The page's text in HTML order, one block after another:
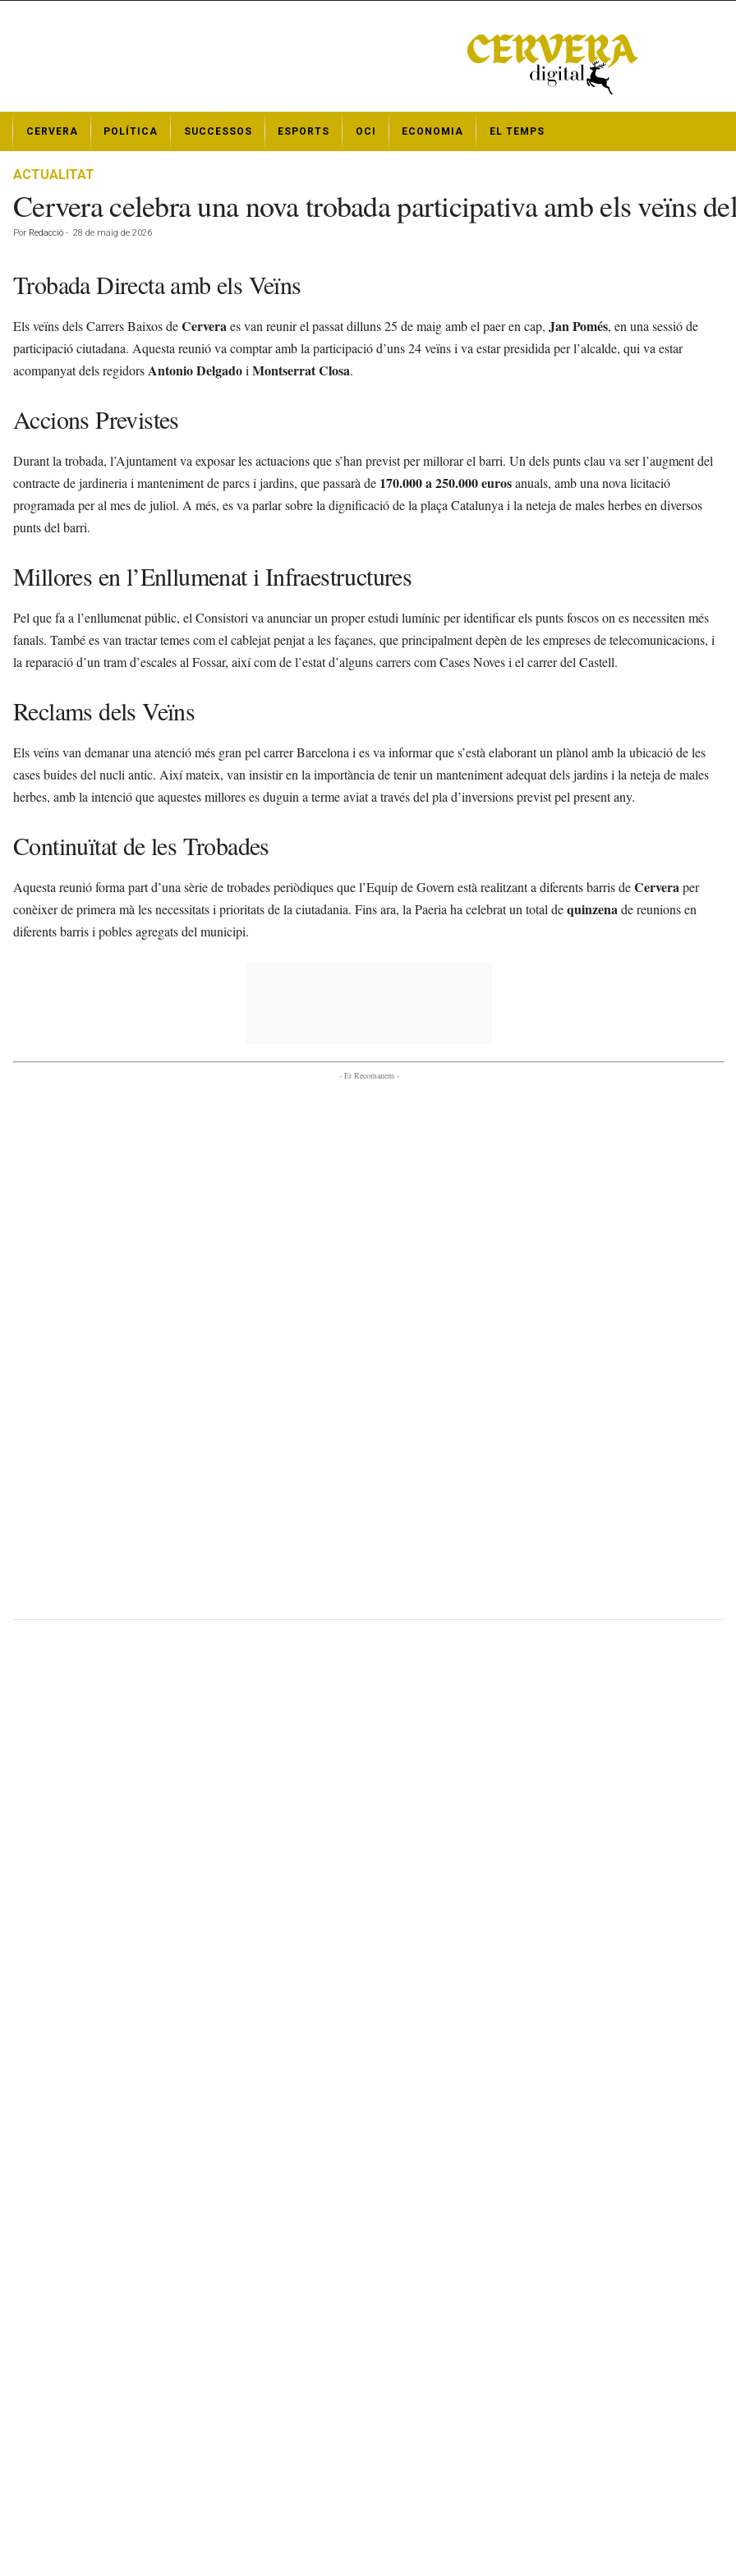
t
CERVERA POLÍTICA SUCCESSOS ESPORTS OCI ECONOMIA EL TEMPS
ACTUALITAT
Cervera celebra una nova trobada participativa amb els veïns
Por Redacció - 28 de maig de 2026
Trobada Directa amb els Veïns
Els veïns dels Carrers Baixos deCerveraes van reunir el passat dilluns 25 de maig amb el paer en cap, Jan Pomés, en una sessió de
participació ciutadana. Aquesta reunió va comptar amb la participació d’uns 24 veïns i va estar presidida per l’alcalde, qui va estar
acompanyat dels regidorsAntonio Delgadoi Montserrat Closa.
Accions Previstes
Durant la trobada, l’Ajuntament va exposar les actuacions que s’han previst per millorar el barri. Un dels punts clau va ser l’augment del
contracte de jardineria i manteniment de parcs i jardins, que passarà de 170.000 a 250.000 eurosanuals, amb una nova licitació
programada per al mes de juliol. A més, es va parlar sobre la dignificació de la plaça Catalunya i la neteja de males herbes en diversos
punts del barri.
Millores en l’Enllumenat i Infraestructures
Pel que fa a l’enllumenat públic, el Consistori va anunciar un proper estudi lumínic per identificar els punts foscos on es necessiten més
fanals. També es van tractar temes com el cablejat penjat a les façanes, que principalment depèn de les empreses de telecomunicacions, i
la reparació d’un tram d’escales al Fossar, així com de l’estat d’alguns carrers com Cases Noves i el carrer del Castell.
Reclams dels Veïns
Els veïns van demanar una atenció més gran pel carrer Barcelona i es va informar que s’està elaborant un plànol amb la ubicació de les
cases buides del nucli antic. Així mateix, van insistir en la importància de tenir un manteniment adequat dels jardins i la neteja de males
herbes, amb la intenció que aquestes millores es duguin a terme aviat a través del pla d’inversions previst pel present any.
Continuïtat de les Trobades
Aquesta reunió forma part d’una sèrie de trobades periòdiques que l’Equip de Govern està realitzant a diferents barris deCerveraper
conèixer de primera mà les necessitats i prioritats de la ciutadania. Fins ara, la Paeria ha celebrat un total dequinzenade reunions en
diferents barris i pobles agregats del municipi.
- Et Recomanem -